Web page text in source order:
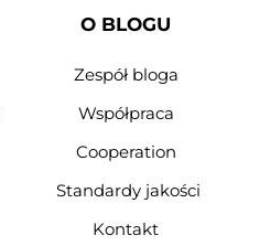
O BLOGU
Zespół bloga
Współpraca
Cooperation
Standardy jakości
Kontakt